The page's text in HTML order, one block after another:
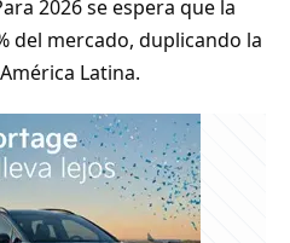
2026 se espera que la
del mercado, duplicando la
Latina.